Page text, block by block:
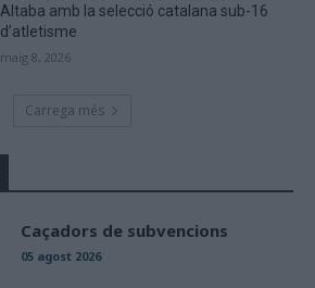
Altaba amb la selecció catalana sub-16
d’atletisme
maig 8, 2026
Carrega més
Caçadors de subvencions
05 agost 2026